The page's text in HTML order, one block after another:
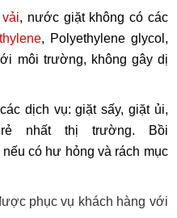
, nước giặt không có các
, Polyethylene glycol,
môi trường, không gây dị
dịch vụ: giặt sấy, giặt ủi,
nhất thị trường. Bồi
có hư hỏng và rách mục
phục vụ khách hàng với